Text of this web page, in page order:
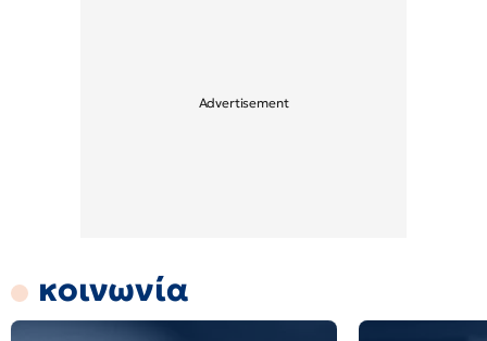
κοινωνία